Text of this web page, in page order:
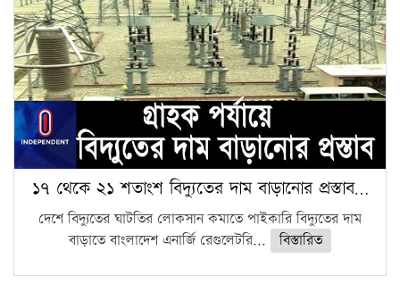
১৭ থেকে ২১ শতাংশ বিদ্যুতের দাম বাড়ানোর প্রস্তাব…
দেশে বিদ্যুতের ঘাটতির লোকসান কমাতে পাইকারি বিদ্যুতের দাম
বাড়াতে বাংলাদেশ এনার্জি রেগুলেটরি...
বিস্তারিত